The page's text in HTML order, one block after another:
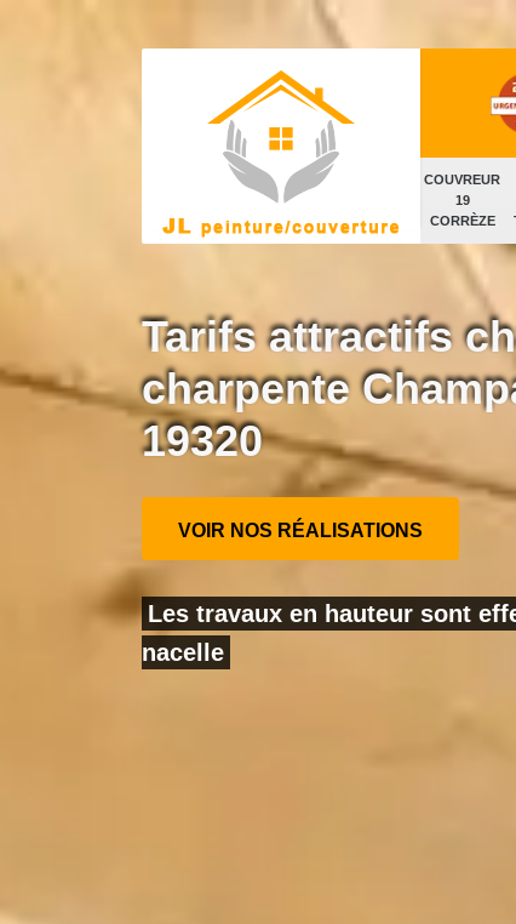
COUVREUR
19
CORRÈZE
Tarifs attractifs
charpente
19320
VOIR NOS RÉALISATIONS
Les travaux en hauteur sont
nacelle